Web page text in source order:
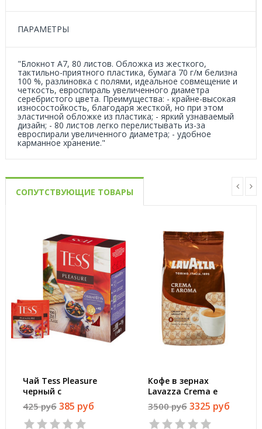
ПАРАМЕТРЫ
"Блокнот А7, 80 листов. Обложка из жесткого,
тактильно-приятного пластика, бумага 70 г/м белизна
100 %, разлиновка с полями, идеальное совмещение и
четкость, евроспираль увеличенного диаметра
серебристого цвета. Преимущества: - крайне-высокая
износостойкость, благодаря жесткой, но при этом
эластичной обложке из пластика; - яркий узнаваемый
дизайн; - 80 листов легко перелистывать из-за
евроспирали увеличенного диаметра; - удобное
карманное хранение."
СОПУТСТВУЮЩИЕ ТОВАРЫ
Чай Tess Pleasure
черный с
шиповником и
яблоком 100
пакетиков
425 руб 385 руб
Кофе в зернах
Lavazza Crema e
Aroma 1 кг
3500 руб 3325 руб